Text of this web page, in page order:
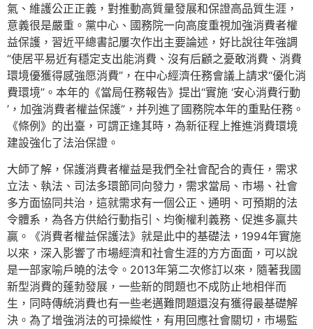
氣、維護公正正義，對推動高質量發展和保證高品質生涯，
意義很是嚴重。黨中心、國務院一向高度重視加強消費者權
益保護，習近平總書記屢次作出主要論述，好比說往年強調
“使居平易近有穩定支出能消費、沒有后顧之憂敢消費、消費
環境優獲得感強愿消費”，在中心經濟任務會議上請求“優化消
費環境”。本年的《當局任務報告》提出“實施 ‘安心消費行動
’，加強消費者權益保護”，并列進了國務院本年的重點任務。
《條例》的出臺，可謂正逢其時，為新征程上推進消費環境
建設強化了法治保證。
大師了解，保護消費者權益是我們全社會配合的責任，需求
立法、執法、司法多環節同向發力，需求當局、市場、社會
多方面協同共治，這就需求有一個公正、通明、可預期的法
令體系，為各方供給行動指引、均衡權利義務、促進多贏共
贏。《消費者權益保護法》就是此中的基礎法，1994年實施
以來，深入影響了市場經濟和社會生涯的方方面面，可以說
是一部家喻戶曉的法令。2013年第二次修訂以來，隨著我國
新型消費的蓬勃發展，一些新的問題也不成防止地相伴而
生，同時傳統消費也有一些老邁難問題還沒有獲得最基礎解
決。為了增強消法的可操縱性，有用回應社會關切，市場監